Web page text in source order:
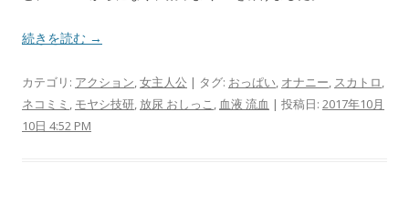
続きを読む →
カテゴリ: アクション,女主人公 | タグ: おっぱい, オナニー, スカトロ,
ネコミミ , モヤシ技研, 放尿 おしっこ , 血液 流血 | 投稿日: 2017年10月
10日 4:52 PM